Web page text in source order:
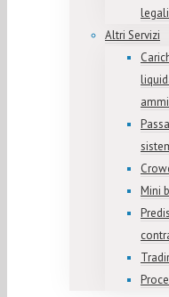
Altri Servizi
Mini